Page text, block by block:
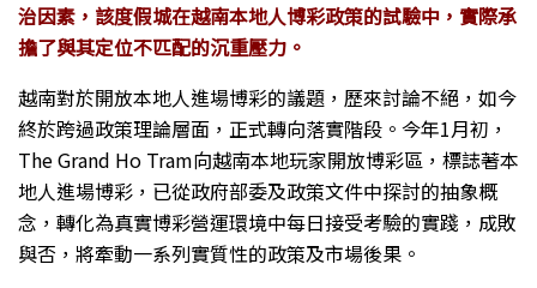
治因素，該度假城在越南本地人博彩政策的試驗中，實際承
擔了與其定位不匹配的沉重壓力。
越南對於開放本地人進場博彩的議題，歷來討論不絕，如今
終於跨過政策理論層面，正式轉向落實階段。今年1月初，
The Grand Ho Tram向越南本地玩家開放博彩區，標誌著本
地人進場博彩，已從政府部委及政策文件中探討的抽象概
念，轉化為真實博彩營運環境中每日接受考驗的實踐，成敗
與否，將牽動一系列實質性的政策及市場後果。